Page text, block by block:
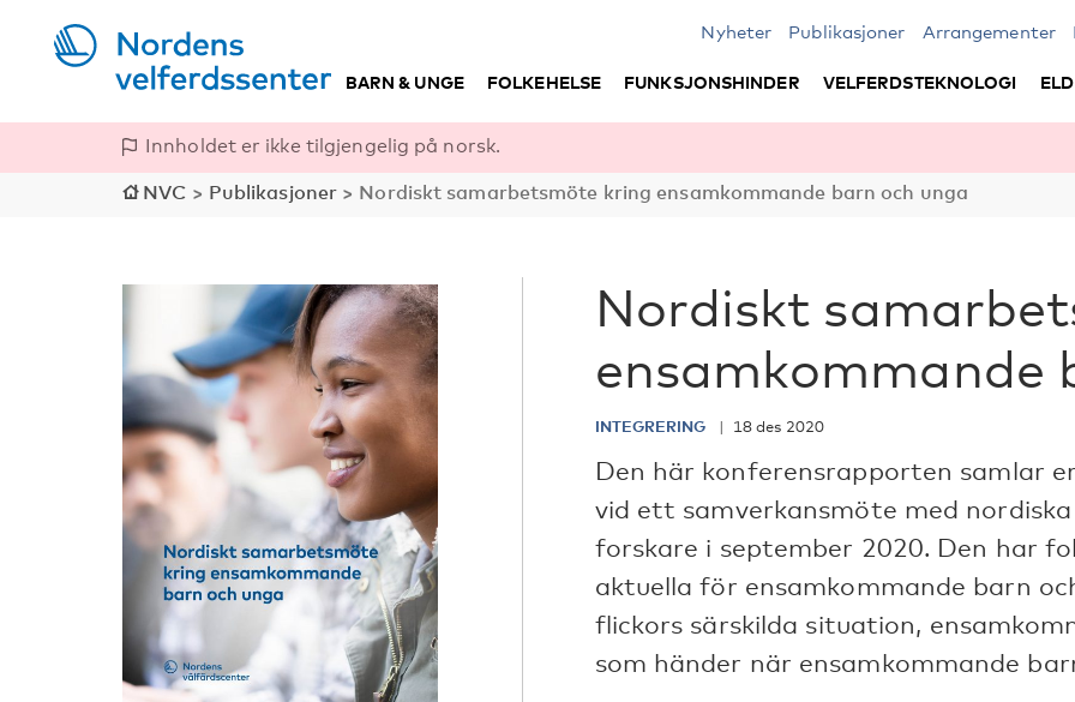
Nyheter Publikasjoner Arrangementer
BARN & UNGE FOLKEHELSE FUNKSJONSHINDER VELFERDSTEKNOLOGI
Innholdet er ikke tilgjengelig på norsk.
NVC > Publikasjoner > Nordiskt samarbetsmöte kring ensamkommande barn och unga
Nordiskt
ensamkommande
INTEGRERING 18 des 2020
Den här konferensrapporten samlar
vid ett samverkansmöte med
forskare i september 2020. Den har
aktuella för ensamkommande barn
flickors särskilda situation,
som händer när ensamkommande